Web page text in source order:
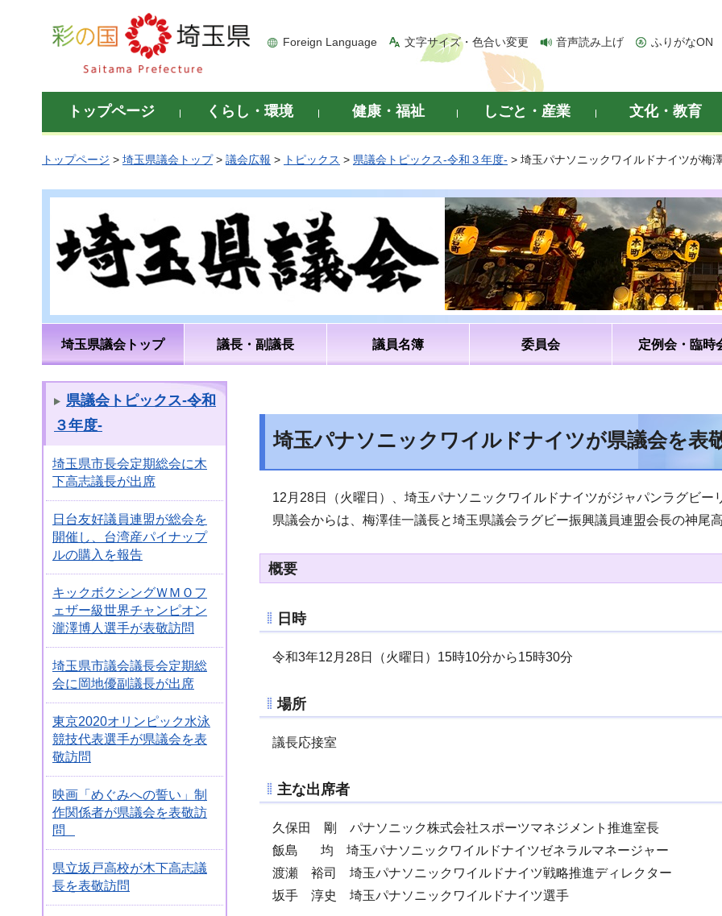
彩の国 埼玉県
Foreign Language 文字サイズ・色合い変更 音声読み上げ ふりがなON
トップページ くらし・環境 健康・福祉 しごと・産業 文化・教育
トップページ > 埼玉県議会トップ> 議会広報 > トピックス > 県議会トピックス-令和３年度- > 埼玉パナソニックワイルドナイツが梅
埼玉県議会トップ 議長・副議長 議員名簿 委員会 定例会・臨時
県議会トピックス-令和
３年度-
埼玉県市長会定期総会に木
下高志議長が出席
日台友好議員連盟が総会を
開催し、台湾産パイナップ
ルの購入を報告
キックボクシングＷＭＯフ
ェザー級世界チャンピオン
瀧澤博人選手が表敬訪問
埼玉県市議会議長会定期総
会に岡地優副議長が出席
東京2020オリンピック水泳
競技代表選手が県議会を表
敬訪問
映画「めぐみへの誓い」制
作関係者が県議会を表敬訪
問
県立坂戸高校が木下高志議
長を表敬訪問
埼玉パナソニックワイルドナイツが県議会を表
12月28日（火曜日）、埼玉パナソニックワイルドナイツがジャパンラグビー
県議会からは、梅澤佳一議長と埼玉県議会ラグビー振興議員連盟会長の神尾
概要
日時
令和3年12月28日（火曜日）15時10分から15時30分
場所
議長応接室
主な出席者
久保田 剛 パナソニック株式会社スポーツマネジメント推進室長
飯島 均 埼玉パナソニックワイルドナイツゼネラルマネージャー
渡瀬 裕司 埼玉パナソニックワイルドナイツ戦略推進ディレクター
坂手 淳史 埼玉パナソニックワイルドナイツ選手